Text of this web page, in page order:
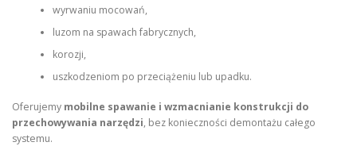
wyrwaniu mocowań,
luzom na spawach fabrycznych,
korozji,
uszkodzeniom po przeciążeniu lub upadku.
Oferujemy mobilne spawanie i wzmacnianie konstrukcji do
przechowywania narzędzi, bez konieczności demontażu całego
systemu.